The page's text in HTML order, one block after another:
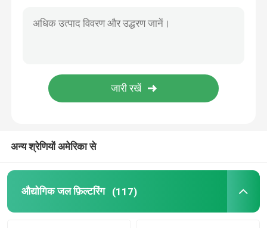
केन्द्रापसारक टोकरी
अन्य श्रेणियों अमेरिका से
औद्योगिक जल फ़िल्टरिंग (117)